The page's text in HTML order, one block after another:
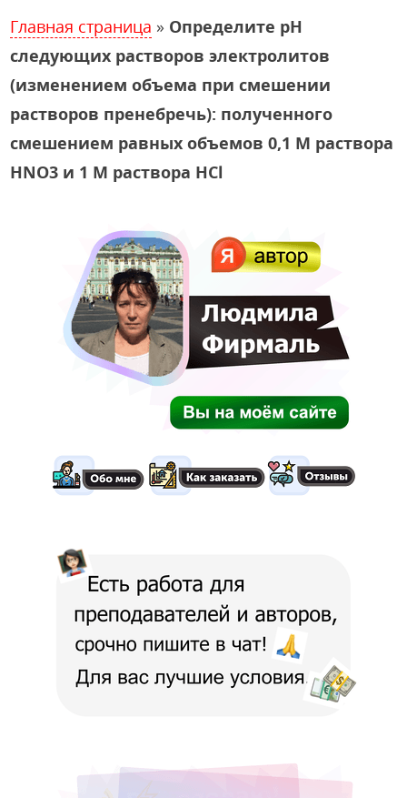
Главная страница » Определите pH
следующих растворов электролитов
(изменением объема при смешении
растворов пренебречь): полученного
смешением равных объемов 0,1 М раствора
HNO3 и 1 М раствора HCl